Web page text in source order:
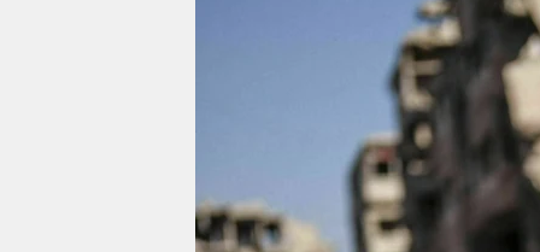
veranstaltungen